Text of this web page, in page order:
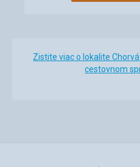
Zistite viac o lokalite
cestovnom